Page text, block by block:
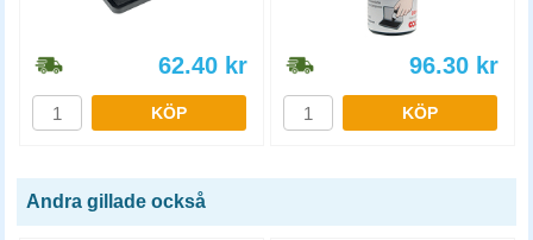
62.40 kr
KÖP
96.30 kr
KÖP
Andra gillade också